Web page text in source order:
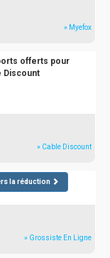
» Myefox
offerts pour
Discount
» Cable Discount
la réduction
» Grossiste En Ligne